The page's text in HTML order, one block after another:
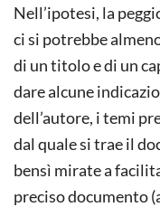
Nell’ipotesi, la
ci si potrebbe
di un titolo e di un
dare alcune
dell’autore, i temi
dal quale si trae il
bensì mirate a
preciso documento